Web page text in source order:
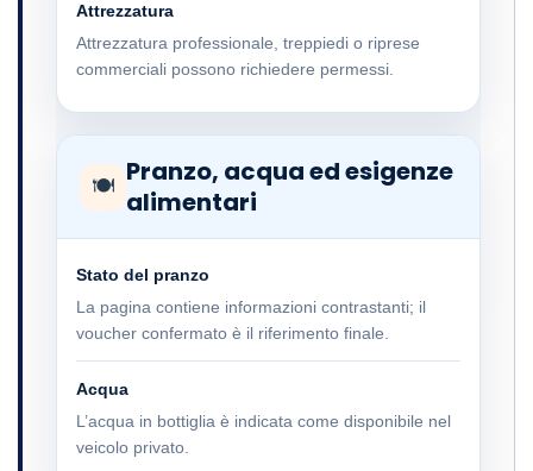
Attrezzatura
Attrezzatura professionale, treppiedi o riprese
commerciali possono richiedere permessi.
🍽 Pranzo, acqua ed esigenze
alimentari
Stato del pranzo
La pagina contiene informazioni contrastanti; il
voucher confermato è il riferimento finale.
Acqua
L’acqua in bottiglia è indicata come disponibile nel
veicolo privato.